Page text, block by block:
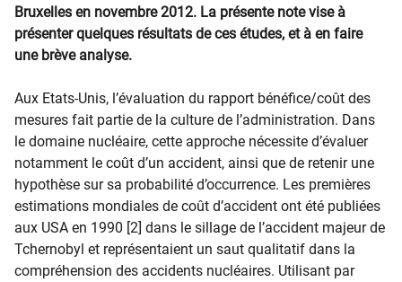
Bruxelles en novembre 2012. La présente note vise à
présenter quelques résultats de ces études, et à en faire
une brève analyse.
Aux Etats-Unis, l’évaluation du rapport bénéfice/coût des
mesures fait partie de la culture de l’administration. Dans
le domaine nucléaire, cette approche nécessite d’évaluer
notamment le coût d’un accident, ainsi que de retenir une
hypothèse sur sa probabilité d’occurrence. Les premières
estimations mondiales de coût d’accident ont été publiées
aux USA en 1990 [2] dans le sillage de l’accident majeur de
Tchernobyl et représentaient un saut qualitatif dans la
compréhension des accidents nucléaires. Utilisant par